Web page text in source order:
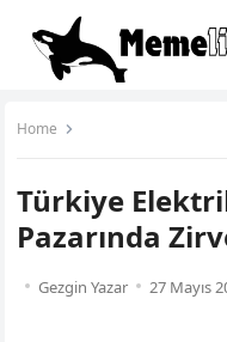
Home
Türkiye
Pazarında
Gezgin Yazar 27 Mayıs